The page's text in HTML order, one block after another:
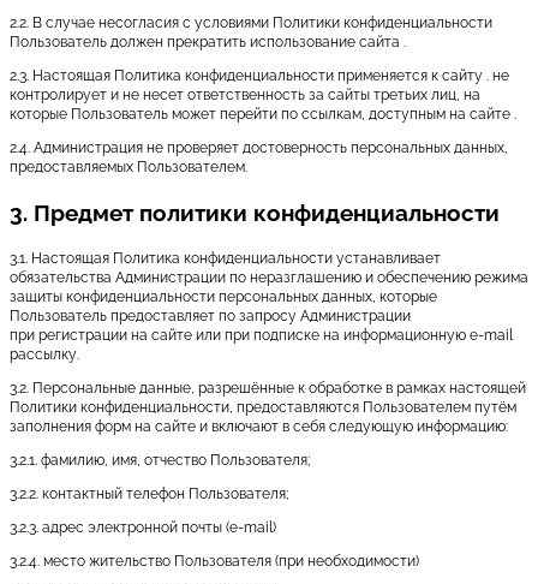
2.2. В случае несогласия с условиями Политики конфиденциальности
Пользователь должен прекратить использование сайта .
2.3. Настоящая Политика конфиденциальности применяется к сайту . не
контролирует и не несет ответственность за сайты третьих лиц, на
которые Пользователь может перейти по ссылкам, доступным на сайте .
2.4. Администрация не проверяет достоверность персональных данных,
предоставляемых Пользователем.
3. Предмет политики конфиденциальности
3.1. Настоящая Политика конфиденциальности устанавливает
обязательства Администрации по неразглашению и обеспечению режима
защиты конфиденциальности персональных данных, которые
Пользователь предоставляет по запросу Администрации
при регистрации на сайте или при подписке на информационную e-mail
рассылку.
3.2. Персональные данные, разрешённые к обработке в рамках настоящей
Политики конфиденциальности, предоставляются Пользователем путём
заполнения форм на сайте и включают в себя следующую информацию:
3.2.1. фамилию, имя, отчество Пользователя;
3.2.2. контактный телефон Пользователя;
3.2.3. адрес электронной почты (e-mail)
3.2.4. место жительство Пользователя (при необходимости)